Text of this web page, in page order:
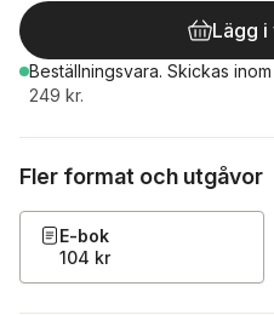
Lägg i
Beställningsvara. Skickas
249 kr.
Fler format och utgåvor
E-bok
104 kr